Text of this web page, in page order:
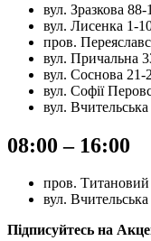
вул. Зразкова
вул. Лисенка 1-
пров.
вул. Причальна
вул. Соснова 21-
вул. Софії
вул.
08:00 – 16:00
пров.
вул.
Підписуйтесь на